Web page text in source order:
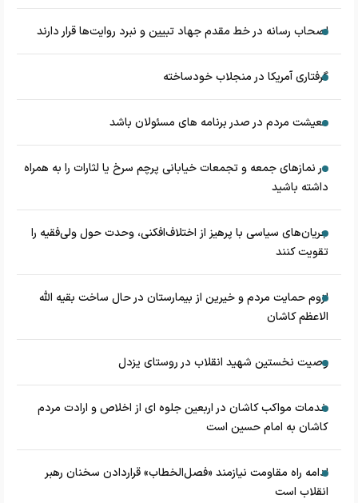
اصحاب رسانه در خط مقدم جهاد تبیین و نبرد روایت‌ها قرار دارند
گرفتاری آمریکا در منجلاب خودساخته
معیشت مردم در صدر برنامه های مسئولان باشد
در نماز‌های جمعه و تجمعات خیابانی پرچم سرخ یا لثارات را به همراه
داشته باشید
جریان‌های سیاسی با پرهیز از اختلاف‌افکنی، وحدت حول ولی‌فقیه را
تقویت کنند
لزوم حمایت مردم و خیرین از بیمارستان در حال ساخت بقیه الله
الاعظم کاشان
وصیت نخستین شهید انقلاب در روستای یزدل
خدمات مواکب کاشان در اربعین جلوه ای از اخلاص و ارادت مردم
کاشان به امام حسین است
ادامه راه مقاومت نیازمند «فصل‌الخطاب» قراردادن سخنان رهبر
انقلاب است